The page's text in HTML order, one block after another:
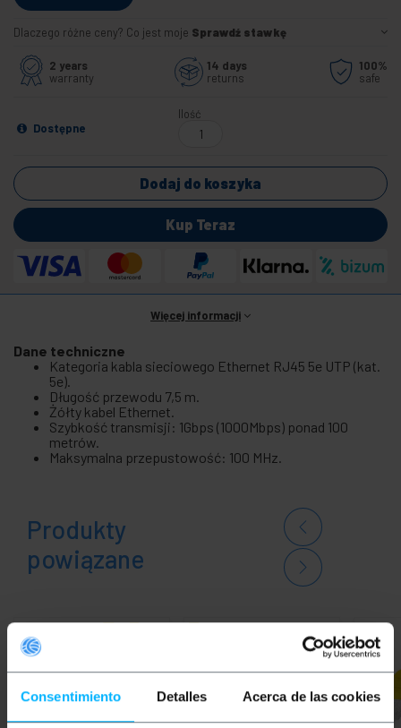
Consentimiento Detalles Acerca de las cookies
Dlaczego różne ceny? Co jest moje Sprawdź stawkę
2 years
warranty
14 days
returns
100%
safe
Dostępne
Ilość
Dodaj do koszyka
Kup Teraz
Więcej informacji
Dane techniczne
Kategoria kabla sieciowego Ethernet RJ45 5e UTP (kat.
5e).
Długość przewodu 7,5 m.
Żółty kabel Ethernet.
Szybkość transmisji: 1Gbps (1000Mbps) ponad 100
metrów.
Maksymalna przepustowość: 100 MHz.
Produkty
powiązane